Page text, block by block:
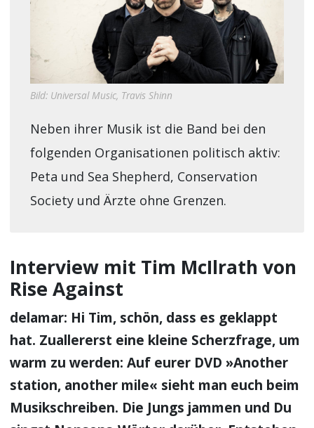
Bild: Universal Music, Travis Shinn
Neben ihrer Musik ist die Band bei den
folgenden Organisationen politisch aktiv:
Peta und Sea Shepherd, Conservation
Society und Ärzte ohne Grenzen.
Interview mit Tim McIlrath von
Rise Against
delamar: Hi Tim, schön, dass es geklappt
hat. Zuallererst eine kleine Scherzfrage, um
warm zu werden: Auf eurer DVD »Another
station, another mile« sieht man euch beim
Musikschreiben. Die Jungs jammen und Du